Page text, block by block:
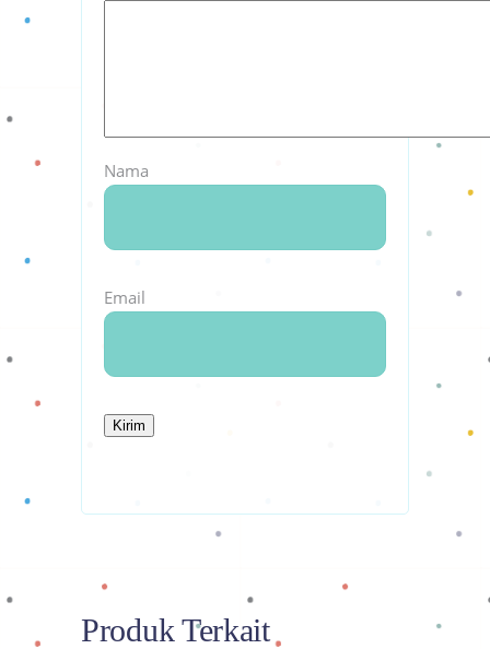
Nama
Email
Produk Terkait